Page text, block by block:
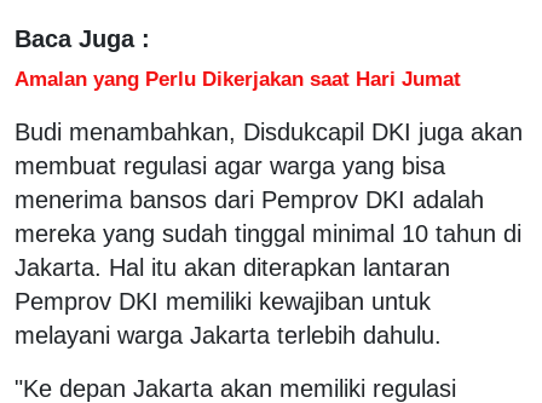
Baca Juga :
Amalan yang Perlu Dikerjakan saat Hari Jumat
Budi menambahkan, Disdukcapil DKI juga akan
membuat regulasi agar warga yang bisa
menerima bansos dari Pemprov DKI adalah
mereka yang sudah tinggal minimal 10 tahun di
Jakarta. Hal itu akan diterapkan lantaran
Pemprov DKI memiliki kewajiban untuk
melayani warga Jakarta terlebih dahulu.
"Ke depan Jakarta akan memiliki regulasi